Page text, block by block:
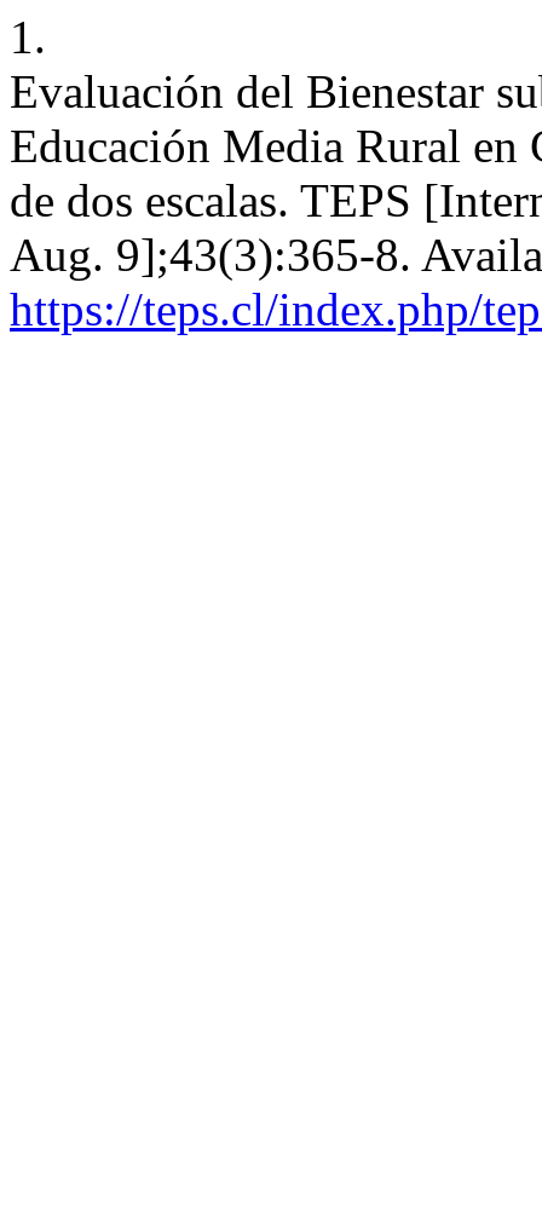
1.
Evaluación del Bienestar
Educación Media Rural en
de dos escalas. TEPS
Aug. 9];43(3):365-8.
https://teps.cl/index.php/